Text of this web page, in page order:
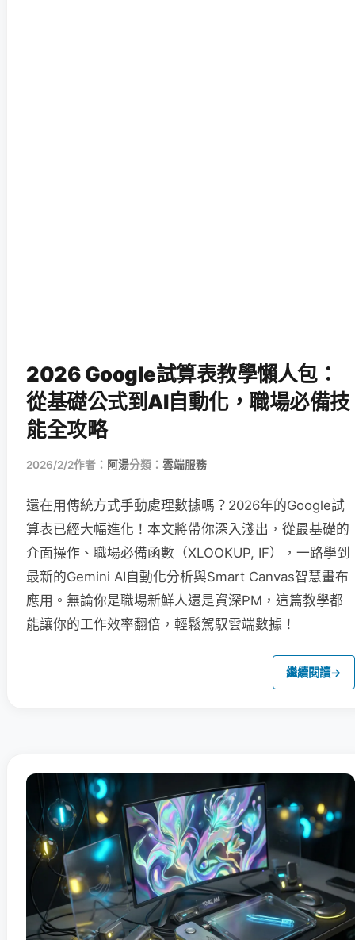
2026 Google試算表教學懶人包：
從基礎公式到AI自動化，職場必備技
能全攻略
2026/2/2作者： 阿湯分類： 雲端服務
還在用傳統方式手動處理數據嗎？2026年的Google試
算表已經大幅進化！本文將帶你深入淺出，從最基礎的
介面操作、職場必備函數（XLOOKUP, IF），一路學到
最新的Gemini AI自動化分析與Smart Canvas智慧畫布
應用。無論你是職場新鮮人還是資深PM，這篇教學都
能讓你的工作效率翻倍，輕鬆駕馭雲端數據！
繼續閱讀→